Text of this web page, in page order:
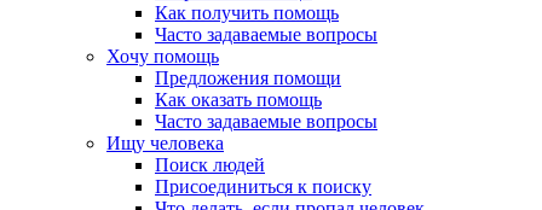
Как получить помощь
Часто задаваемые вопросы
Хочу помощь
Предложения помощи
Как оказать помощь
Часто задаваемые вопросы
Ищу человека
Поиск людей
Присоединиться к поиску